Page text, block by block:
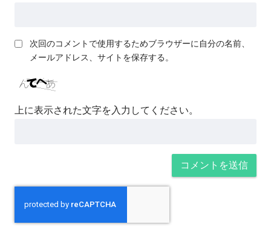
次回のコメントで使用するためブラウザーに自分の名前、
メールアドレス、サイトを保存する。
上に表示された文字を入力してください。